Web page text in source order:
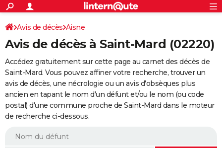
ACTUALITÉS
Politique
Société
Faits Divers
Education
Monde
Villes
+
SPORT
Coupe du monde 2026
Football
Tennis
Cyclisme
Rugby
Forum
Programme TV
TNT
Streaming
Cinéma
Sorties cinéma
Musique
+
FINANCE
Retraite
Impôts
Epargne
Immobilier
Risques naturels par ville
Banque
Assurance
Crédit
AUTO
Essais
Réserver un essai
Citadines
Berlines
SUV
Forum auto
+
HIGH-TECH
BRICOLAGE
Avis de décès Aisne
Avis de décès à Saint-Mard (02220)
Accédez gratuitement sur cette page au carnet des décès de
Saint-Mard. Vous pouvez affiner votre recherche, trouver un
avis de décès, une nécrologie ou un avis d'obsèques plus
ancien en tapant le nom d'un défunt et/ou le nom (ou code
postal) d'une commune proche de Saint-Mard dans le moteur
de recherche ci-dessous.